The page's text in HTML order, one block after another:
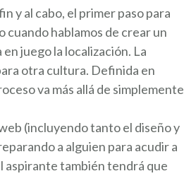
y al cabo, el primer paso para
cuando hablamos de crear un
juego la localización. La
otra cultura. Definida en
va más allá de simplemente
(incluyendo tanto el diseño y
a alguien para acudir a
aspirante también tendrá que